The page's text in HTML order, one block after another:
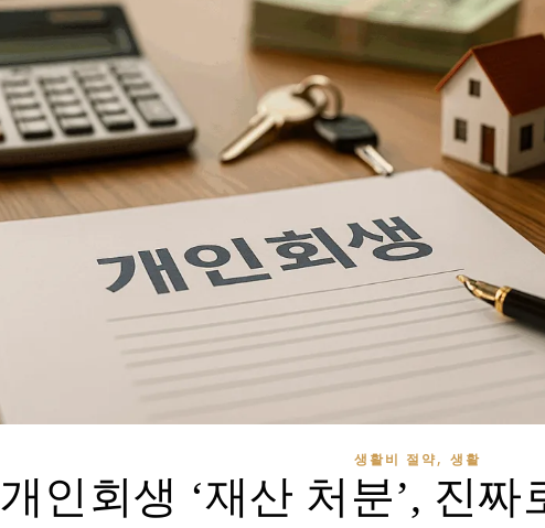
생활비 절약, 생활
개인회생 ‘재산 처분’, 진짜